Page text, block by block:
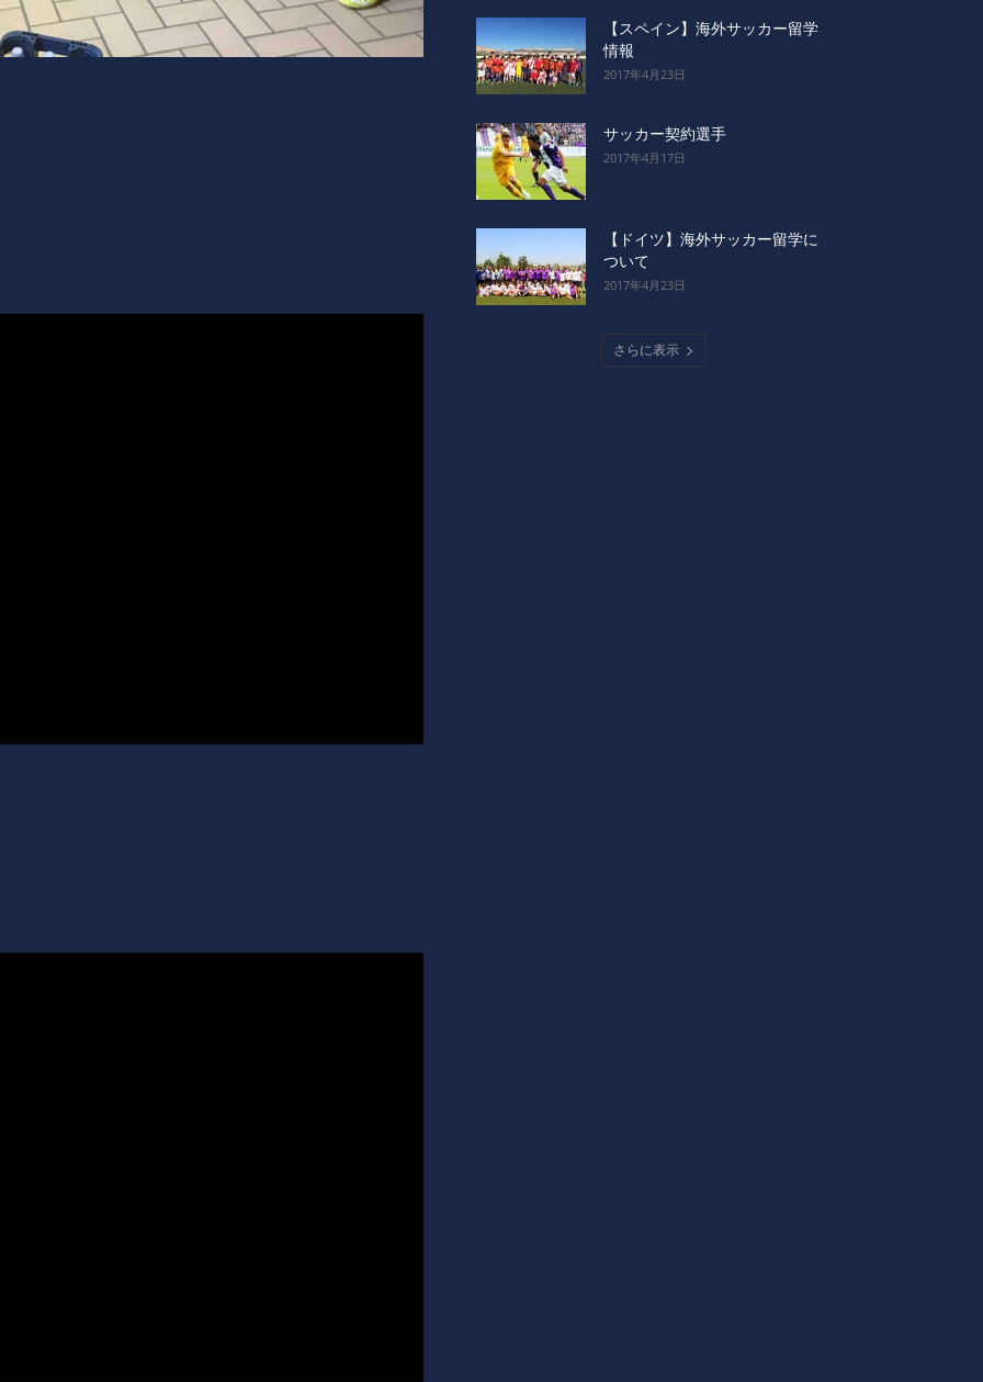
【スペイン】海外サッカー留学
情報
2017年4月23日
サッカー契約選手
2017年4月17日
【ドイツ】海外サッカー留学に
ついて
2017年4月23日
さらに表示